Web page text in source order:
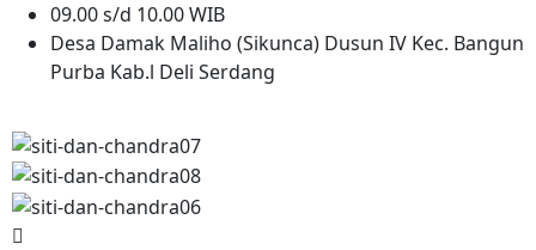
09.00 s/d 10.00 WIB
Desa Damak Maliho (Sikunca) Dusun IV Kec. Bangun
Purba Kab.l Deli Serdang